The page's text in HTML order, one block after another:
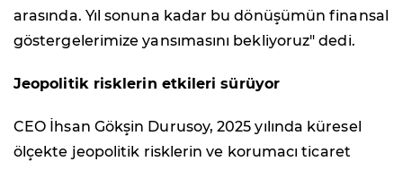
arasında. Yıl sonuna kadar bu dönüşümün finansal
göstergelerimize yansımasını bekliyoruz" dedi.
Jeopolitik risklerin etkileri sürüyor
CEO İhsan Gökşin Durusoy, 2025 yılında küresel
ölçekte jeopolitik risklerin ve korumacı ticaret